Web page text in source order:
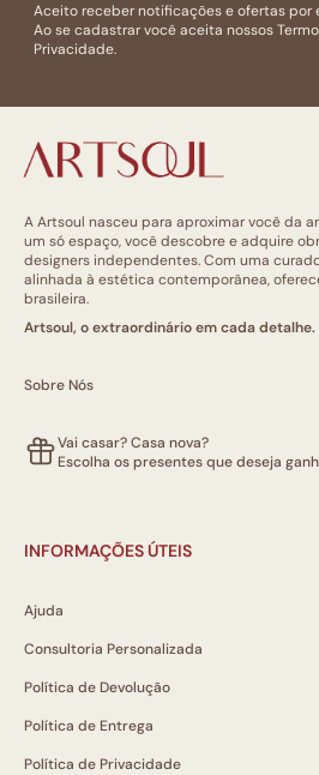
Aceito receber notificações e ofertas por
Ao se cadastrar você aceita nossos
Privacidade.
A Artsoul nasceu para aproximar você da
um só espaço, você descobre e adquire
designers independentes. Com uma
alinhada à estética contemporânea,
brasileira.
Artsoul, o extraordinário em cada detalhe.
Sobre Nós
Vai casar? Casa nova?
Escolha os presentes que deseja
INFORMAÇÕES ÚTEIS
Ajuda
Consultoria Personalizada
Política de Devolução
Política de Entrega
Política de Privacidade